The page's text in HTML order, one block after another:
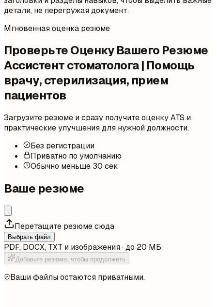
детали, не перегружая документ.
Мгновенная оценка резюме
Проверьте Оценку Вашего Резюме
Ассистент стоматолога | Помощь
врачу, стерилизация, прием
пациентов
Загрузите резюме и сразу получите оценку ATS и
практические улучшения для нужной должности.
Без регистрации
Приватно по умолчанию
Обычно меньше 30 сек
Ваше резюме
Перетащите резюме сюда
Выбрать файл
PDF, DOCX, TXT и изображения · до 20 МБ
Добавьте резюме, чтобы продолжить
Ваши файлы остаются приватными.